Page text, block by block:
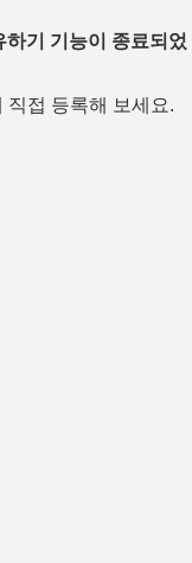
기 기능이 종료되었
직접 등록해 보세요.